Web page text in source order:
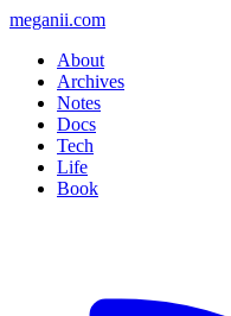
meganii.com
About
Archives
Notes
Docs
Tech
Life
Book